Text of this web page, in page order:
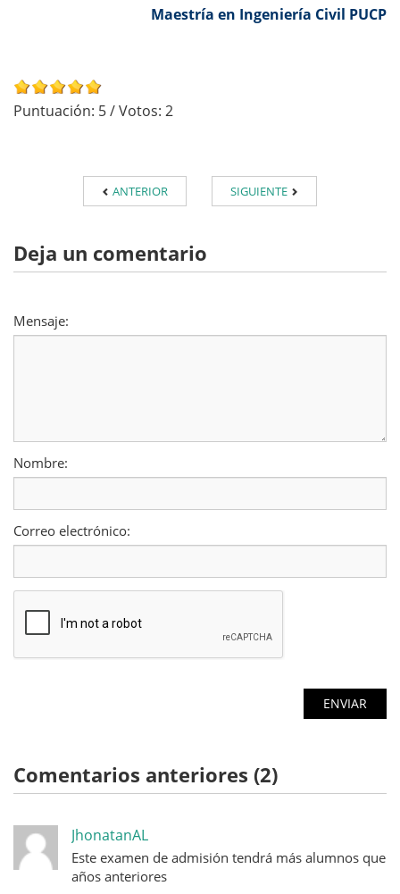
Maestría en Ingeniería Civil PUCP
Puntuación: 5/ Votos: 2
ANTERIOR SIGUIENTE
Deja un comentario
Mensaje:
Nombre:
Correo electrónico:
Comentarios anteriores (2)
JhonatanAL
Este examen de admisión tendrá más alumnos que
años anteriores